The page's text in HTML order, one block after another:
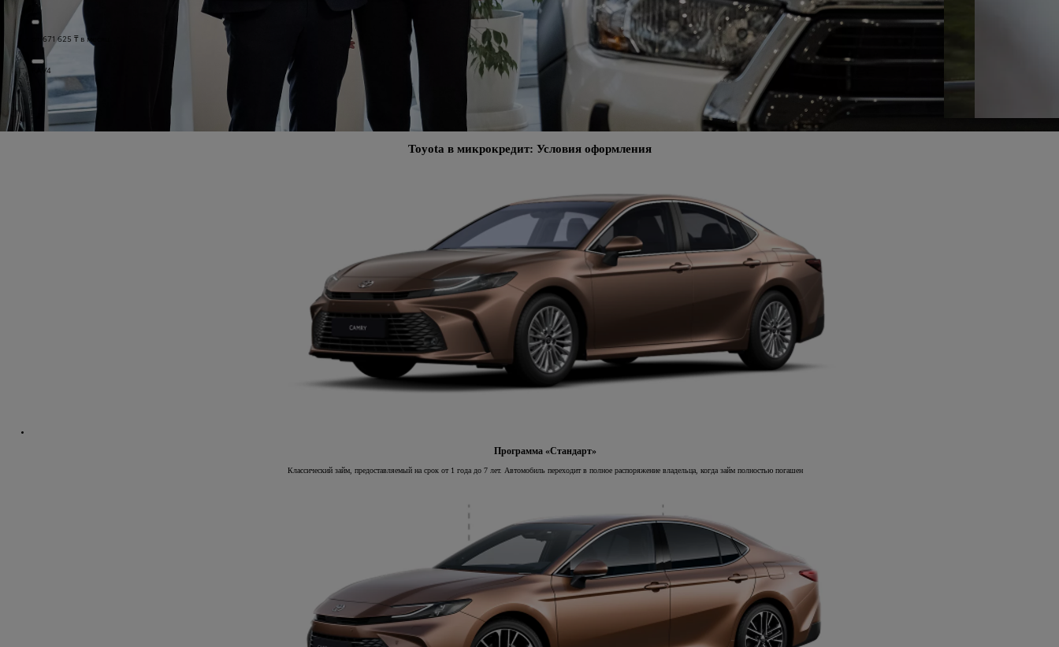
от 671 625 ₸ в месяц
RAV4
Toyota в микрокредит: Условия оформления
Программа «Стандарт»
Классический займ, предоставляемый на срок от 1 года до 7 лет. Автомобиль переходит в полное распоряжение владельца, когда займ полностью погашен